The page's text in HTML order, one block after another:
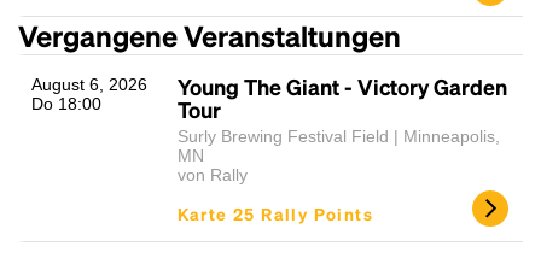
Vergangene Veranstaltungen
August 6, 2026
Do 18:00
Young The Giant - Victory Garden
Tour
Surly Brewing Festival Field | Minneapolis,
MN
von Rally
Karte 25 Rally Points
Headline
Lorem Ipsum is simply dummy text of the printing
and typesetting industry.
industry's standarddummy text ever since the